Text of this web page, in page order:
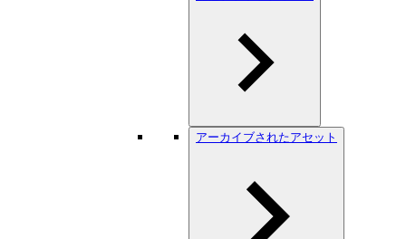
アーカイブされたアセット